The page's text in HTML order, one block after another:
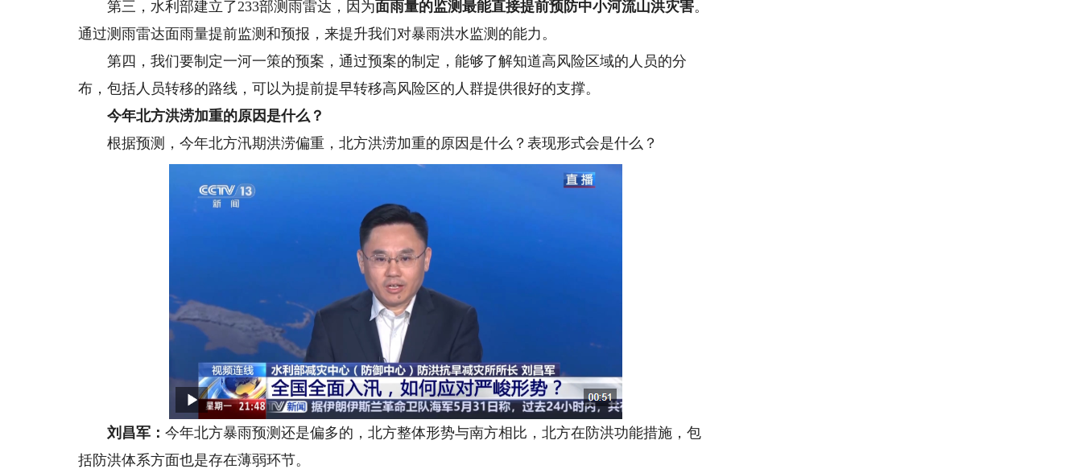
第三，水利部建立了233部测雨雷达，因为面雨量的监测最能直接提前预防中小河流山洪灾害。
通过测雨雷达面雨量提前监测和预报，来提升我们对暴雨洪水监测的能力。
第四，我们要制定一河一策的预案，通过预案的制定，能够了解知道高风险区域的人员的分
布，包括人员转移的路线，可以为提前提早转移高风险区的人群提供很好的支撑。
今年北方洪涝加重的原因是什么？
根据预测，今年北方汛期洪涝偏重，北方洪涝加重的原因是什么？表现形式会是什么？
刘昌军：今年北方暴雨预测还是偏多的，北方整体形势与南方相比，北方在防洪功能措施，包
括防洪体系方面也是存在薄弱环节。